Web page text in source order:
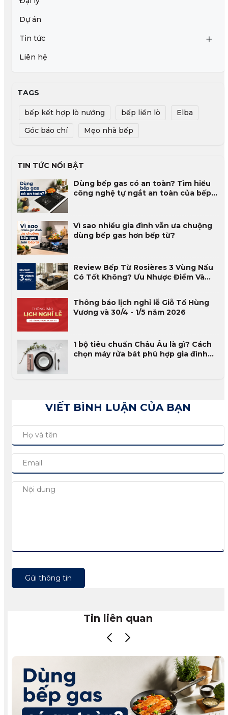
Dự án
Tin tức
Liên hệ
TAGS
bếp kết hợp lò nướng bếp liền lò
Elba
Góc báo chí
Mẹo nhà bếp
TIN TỨC NỔI BẬT
Dùng bếp gas có an toàn? Tìm hiểu
công nghệ tự ngắt an toàn của bếp
Vì sao nhiều gia đình vẫn ưa chuộng
dùng bếp gas hơn bếp từ?
Review Bếp Từ Rosières 3 Vùng Nấu
Có Tốt Không? Ưu Nhược Điểm Và
Thông báo lịch nghỉ lễ Giỗ Tổ Hùng
Vương và 30/4 - 1/5 năm 2026
1 bộ tiêu chuẩn Châu Âu là gì? Cách
chọn máy rửa bát phù hợp gia đình
VIẾT BÌNH LUẬN CỦA BẠN
Gửi thông tin
Tin liên quan